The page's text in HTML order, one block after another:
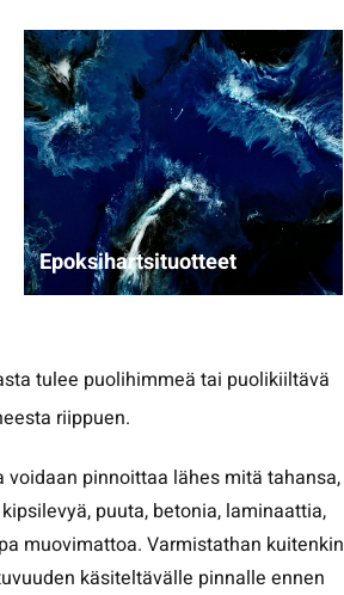
Epoksihartsituotteet
tulee puolihimmeä tai puolikiiltävä
riippuen.
voidaan pinnoittaa lähes mitä tahansa,
puuta, betonia, laminaattia,
muovimattoa. Varmistathan kuitenkin
käsiteltävälle pinnalle ennen